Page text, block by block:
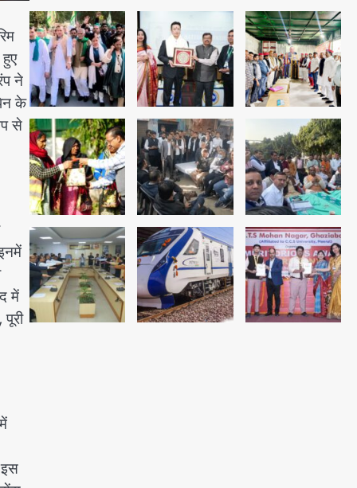
ने
के
से
में
5
1
पुरा महादेव से बेटियों के स्वास्थ्य और
सुरक्षा का संदेश
Team JHJ
2
अब पहला स्थान हासिल करना लक्ष्य:
डीएम
Team JHJ
28 साल बाद कानून के शिकंजे में आया
हत्या का फरार आरोपी
Team JHJ